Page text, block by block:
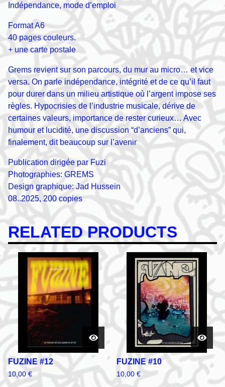
Indépendance, mode d’emploi
Format A6
40 pages couleurs.
+ une carte postale
Grems revient sur son parcours, du mur au micro… et vice
versa. On parle indépendance, intégrité et de ce qu’il faut
pour durer dans un milieu artistique où l’argent impose ses
règles. Hypocrisies de l’industrie musicale, dérive de
certaines valeurs, importance de rester curieux… Avec
humour et lucidité, une discussion “d’anciens” qui,
finalement, dit beaucoup sur l’avenir
Publication dirigée par Fuzi
Photographies: GREMS
Design graphique: Jad Hussein
08..2025, 200 copies
RELATED PRODUCTS
FUZINE #12
10,00€
FUZINE #10
10,00 €